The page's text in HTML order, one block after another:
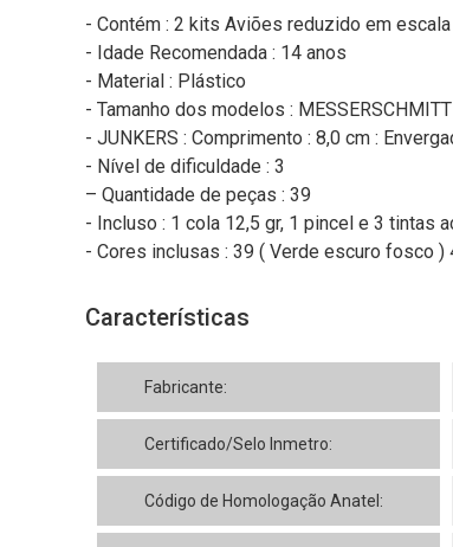
- Contém : 2 kits Aviões reduzido em
- Idade Recomendada : 14 anos
- Material : Plástico
- Tamanho dos modelos :
- JUNKERS : Comprimento : 8,0 cm :
- Nível de dificuldade : 3
– Quantidade de peças : 39
- Incluso : 1 cola 12,5 gr, 1 pincel e 3 tintas
- Cores inclusas : 39 ( Verde escuro fosco
Características
Fabricante:
Certificado/Selo Inmetro:
Código de Homologação Anatel: